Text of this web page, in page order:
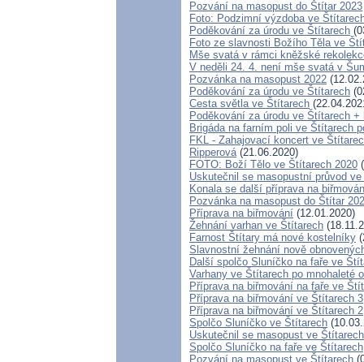
Pozvání na masopust do Štítar 2023
Foto: Podzimní výzdoba ve
Poděkování za úrodu ve Štítarech
Foto ze slavnosti Božího Těla ve
Mše svatá v rámci kněžské
V neděli 24. 4. není mše svatá v
Pozvánka na masopust 2022
Poděkování za úrodu ve Štítarech
Cesta světla ve Štítarech
Poděkování za úrodu ve Štítarech
Brigáda na farním poli ve Štítarech
FKL - Zahajovací koncert ve
Ripperová(21.06.2020)
FOTO: Boží Tělo ve Štítarech 2020
Uskutečnil se masopustní průvod
Konala se další příprava na
Pozvánka na masopust do Štítar
Příprava na biřmování (12.01.2020)
Žehnání varhan ve Štítarech
Farnost Štítary má nové kostelníky
Slavnostní žehnání nově
Další spolčo Sluníčko na faře ve
Varhany ve Štítarech po mnohaleté
Příprava na biřmování na faře ve
Příprava na biřmování ve Štítarech 3
Příprava na biřmování ve Štítarech 2
Spolčo Sluníčko ve Štítarech
Uskutečnil se masopust ve Štítarech
Spolčo Sluníčko na faře ve Štítarech
Pozvání na masopust ve Štítarech